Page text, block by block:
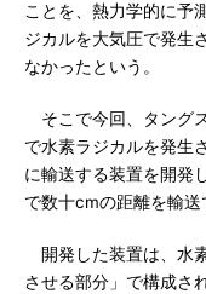
ことを、熱力学的に予
ジカルを大気圧で発生
なかったという。
そこで今回、タング
で水素ラジカルを発生
に輸送する装置を開発
で数十cmの距離を輸送
開発した装置は、水
させる部分」で構成さ